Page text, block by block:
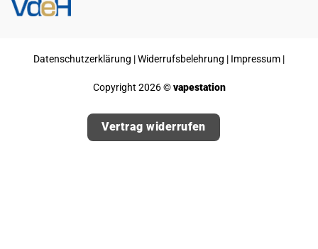
Datenschutzerklärung |Widerrufsbelehrung | Impressum |
Copyright 2026 ©vapestation
Vertrag widerrufen